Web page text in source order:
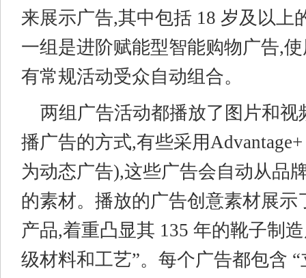
来展示广告,其中包括 18 岁及以上
一组是进阶赋能型智能购物广告,
有常规活动受众自动组合。
两组广告活动都播放了图片和视
播广告的方式,有些采用
为动态广告),这些广告会自动从品
的素材。播放的广告创意素材展示
产品,着重凸显其 135 年的靴子制
级材料和工艺”。每个广告都包含 “